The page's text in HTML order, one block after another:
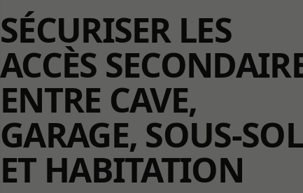
SÉCURISER LES
ACCÈS
ENTRE CAVE,
GARAGE, SOUS-SOL
ET HABITATION